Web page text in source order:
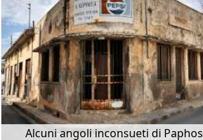
Alcuni angoli inconsueti di Paphos